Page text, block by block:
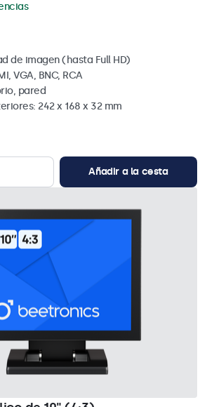
de imagen (hasta Full HD)
VGA, BNC, RCA
pared
242 x 168 x 32 mm
Añadir a la cesta